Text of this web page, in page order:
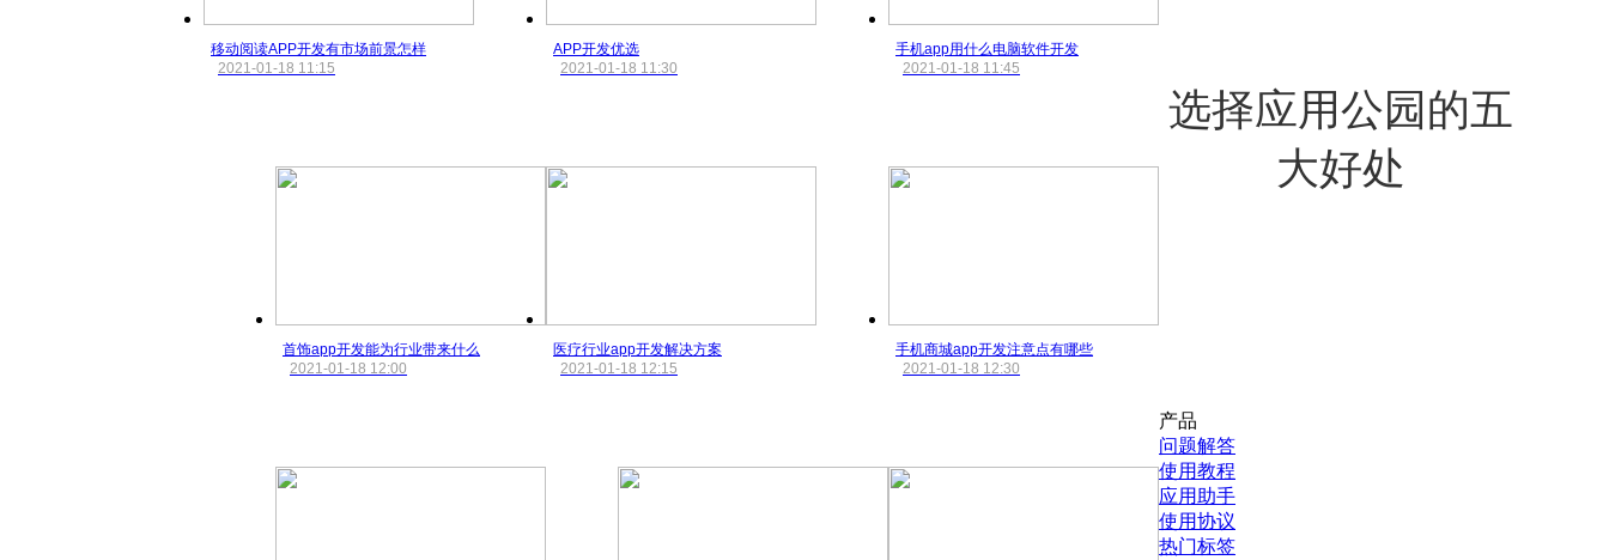
移动阅读APP开发​有市场前景怎样
2021-01-18 11:15
APP开发优选
2021-01-18 11:30
手机app用什么电脑软件开发
2021-01-18 11:45
首饰app开发能为行业带来什么
2021-01-18 12:00
医疗行业app开发解决方案
2021-01-18 12:15
手机商城app开发注意点有哪些
2021-01-18 12:30
选择应用公园的五
大好处
产品
问题解答
使用教程
应用助手
使用协议
热门标签